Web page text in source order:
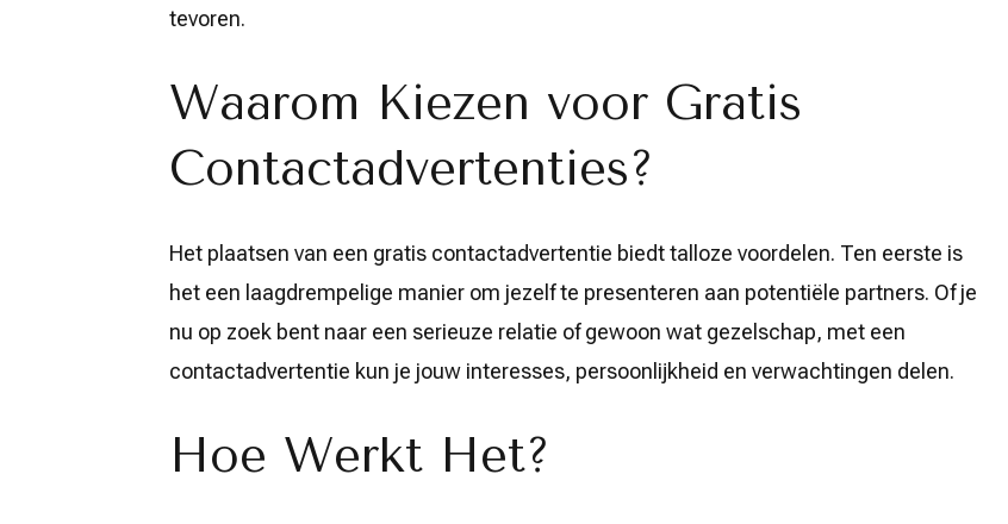
tevoren.
Waarom Kiezen voor Gratis
Contactadvertenties?
Het plaatsen van een gratis contactadvertentie biedt talloze voordelen. Ten eerste is
het een laagdrempelige manier om jezelf te presenteren aan potentiële partners. Of je
nu op zoek bent naar een serieuze relatie of gewoon wat gezelschap, met een
contactadvertentie kun je jouw interesses, persoonlijkheid en verwachtingen delen.
Hoe Werkt Het?